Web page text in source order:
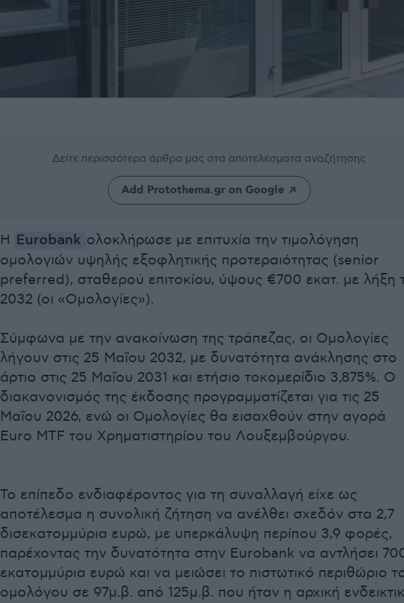
Δείτε περισσότερα άρθρα μας στα αποτελέσματα αναζήτησης
Add Protothema.gr on Google
Η Eurobank ολοκλήρωσε με επιτυχία την τιμολόγηση
ομολογιών υψηλής εξοφλητικής προτεραιότητας (senior
preferred), σταθερού επιτοκίου, ύψους €700 εκατ. με λήξη
2032 (οι «Ομολογίες»).
Σύμφωνα με την ανακοίνωση της τράπεζας, οι Ομολογίες
λήγουν στις 25 Μαΐου 2032, με δυνατότητα ανάκλησης στο
άρτιο στις 25 Μαΐου 2031 και ετήσιο τοκομερίδιο 3,875%. Ο
διακανονισμός της έκδοσης προγραμματίζεται για τις 25
Μαΐου 2026, ενώ οι Ομολογίες θα εισαχθούν στην αγορά
Euro MTF του Χρηματιστηρίου του Λουξεμβούργου.
Το επίπεδο ενδιαφέροντος για τη συναλλαγή είχε ως
αποτέλεσμα η συνολική ζήτηση να ανέλθει σχεδόν στα 2,7
δισεκατομμύρια ευρώ, με υπερκάλυψη περίπου 3,9 φορές,
παρέχοντας την δυνατότητα στην Eurobank να αντλήσει
εκατομμύρια ευρώ και να μειώσει το πιστωτικό περιθώριο
ομολόγου σε 97μ.β. από 125μ.β. που ήταν η αρχική